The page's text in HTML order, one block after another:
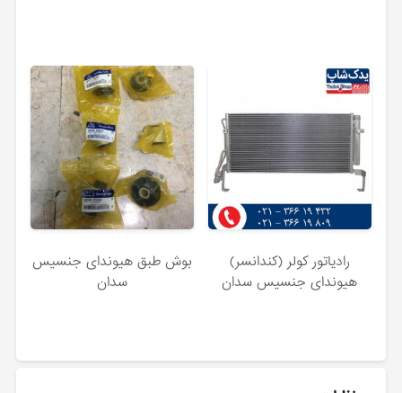
رادیاتور کولر (کندانسر)
هیوندای جنسیس سدان
بوش طبق هیوندای جنسیس
سدان